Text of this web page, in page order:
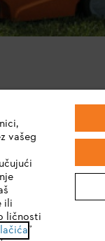
Pitanja o
Uputstva
vašeg
ili
ličnosti
”